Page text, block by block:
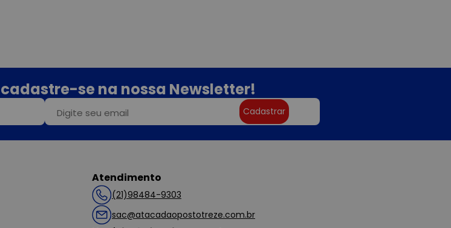
se na nossa Newsletter!
Cadastrar
Atendimento
(21)98484-9303
sac@atacadaopostotreze.com.br